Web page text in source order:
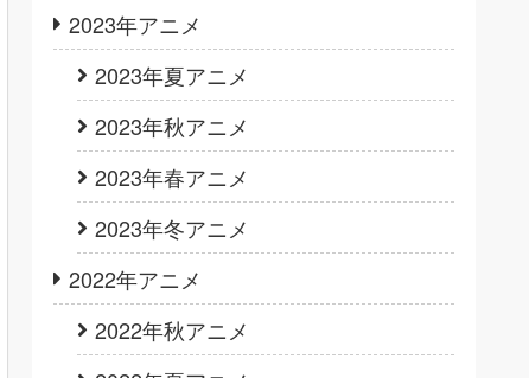
2023年アニメ
2023年夏アニメ
2023年秋アニメ
2023年春アニメ
2023年冬アニメ
2022年アニメ
2022年秋アニメ